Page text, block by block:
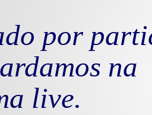
por
na
live.